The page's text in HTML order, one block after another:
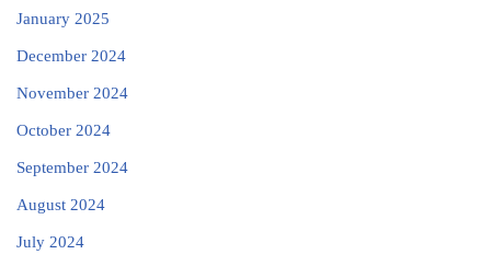
January 2025
December 2024
November 2024
October 2024
September 2024
August 2024
July 2024